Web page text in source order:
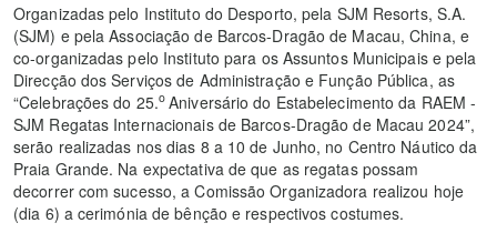
Organizadas pelo Instituto do Desporto, pela SJM Resorts, S.A.
(SJM) e pela Associação de Barcos-Dragão de Macau, China, e
co-organizadas pelo Instituto para os Assuntos Municipais e pela
Direcção dos Serviços de Administração e Função Pública, as
“Celebrações do 25.o Aniversário do Estabelecimento da RAEM -
SJM Regatas Internacionais de Barcos-Dragão de Macau 2024”,
serão realizadas nos dias 8 a 10 de Junho, no Centro Náutico da
Praia Grande. Na expectativa de que as regatas possam
decorrer com sucesso, a Comissão Organizadora realizou hoje
(dia 6) a cerimónia de bênção e respectivos costumes.